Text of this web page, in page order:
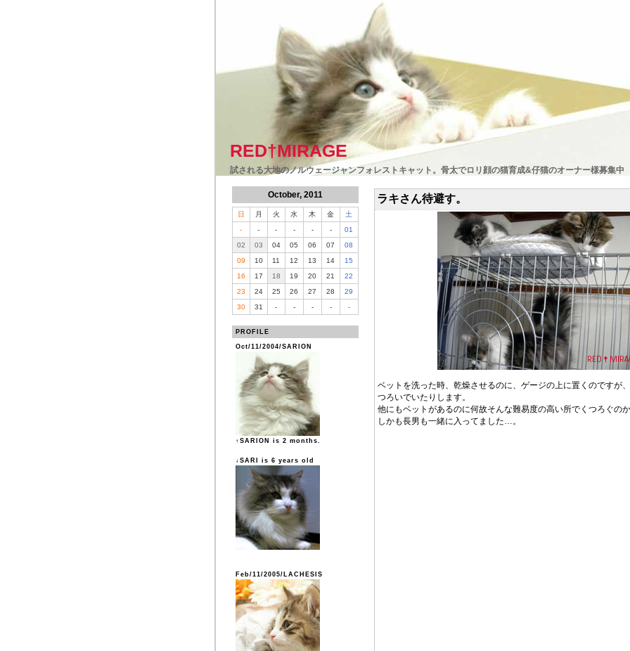
RED†MIRAGE
試される大地のノルウェージャンフォレストキャット。骨太でロリ顔の猫育成&仔猫のオーナー様募集中
October, 2011
日 月 火 水 木 金
土
-
- - - - -
01
02
03 04 05 06 07
08
09
10 11 12 13 14
15
16
17 18 19 20 21
22
23
24 25 26 27 28
29
30
31 - - - - -
PROFILE
Oct/11/2004/SARION
↑SARION is 2 months.
↓SARI is 6 years old
Feb/11/2005/LACHESIS
ラキさん待避す。
ベットを洗った時、乾燥させるのに、ゲージの上に置くのですが
つろいでいたりします。
他にもベットがあるのに何故そんな難易度の高い所でくつろぐのか
しかも長男も一緒に入ってました…。